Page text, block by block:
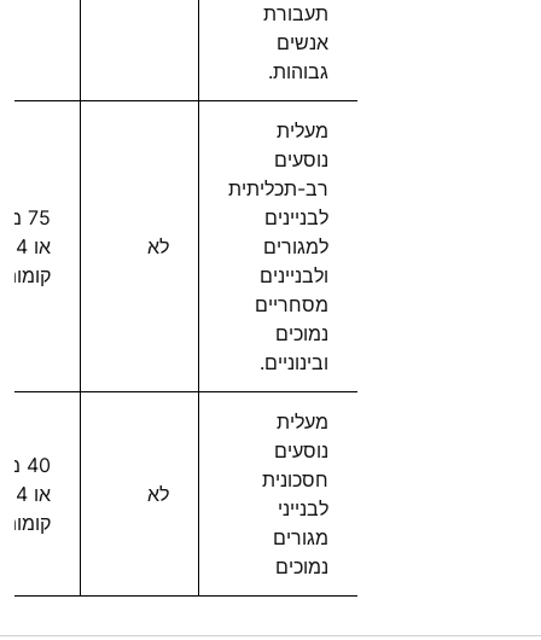
תעבורת
אנשים
גבוהות.
מעלית
נוסעים
רב-תכליתית
לבניינים
למגורים
ולבניינים
מסחריים
נמוכים
ובינוניים.
לא
75
או 24
קומות
מעלית
נוסעים
חסכונית
לבנייני
מגורים
נמוכים
לא
40
או 14
קומות